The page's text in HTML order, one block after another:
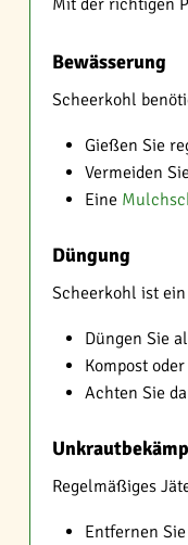
Mit der richtigen
Bewässerung
Scheerkohl
Gießen Sie
Vermeiden
Eine
Düngung
Scheerkohl ist
Düngen Sie
Kompost
Achten Sie
Regelmäßiges
Entfernen